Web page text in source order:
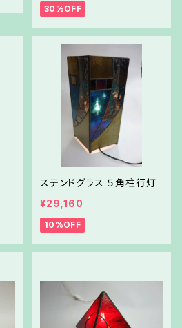
30%OFF
ステンドグラス ５角柱行灯
¥29,160
10%OFF